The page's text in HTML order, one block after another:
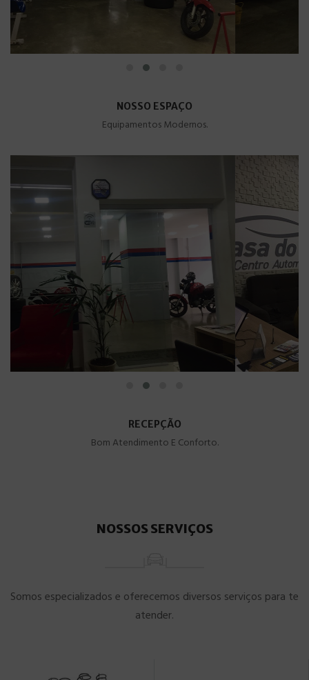
NOSSO ESPAÇO
Equipamentos Modernos.
RECEPÇÃO
Bom Atendimento E Conforto.
NOSSOS SERVIÇOS
Somos especializados e oferecemos diversos serviços para te
atender.